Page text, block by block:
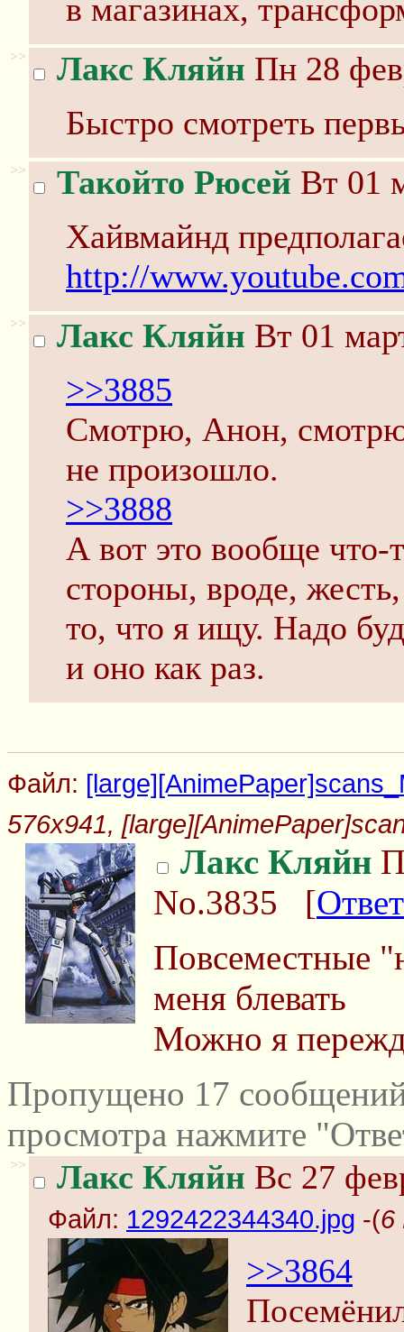
в магазинах,
>> Лакс Кляйн Пн 28
Быстро смотреть
>> Такойто Рюсей Вт 01
Хайвмайнд
http://
>> Лакс Кляйн Вт 01
>>3885
Смотрю, Анон,
не произошло.
>>3888
А вот это вообще что-
стороны, вроде,
то, что я ищу. Надо
и оно как раз.
Файл:
576x941,
Лакс Кляйн
No.3835 [Ответ
Повсеместные
меня блевать
Можно я
Пропущено 17
просмотра нажмите
>> Лакс Кляйн Вс 27
Файл: 1292422344340.jpg -(6
>>3864